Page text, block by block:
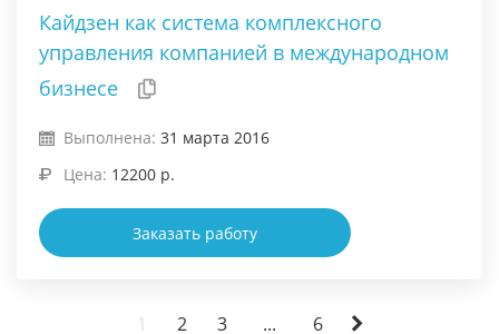
Кайдзен как система комплексного
управления компанией в международном
бизнесе
Выполнена: 31 марта 2016
Цена: 12200 р.
Заказать работу
1 2 3 ... 6